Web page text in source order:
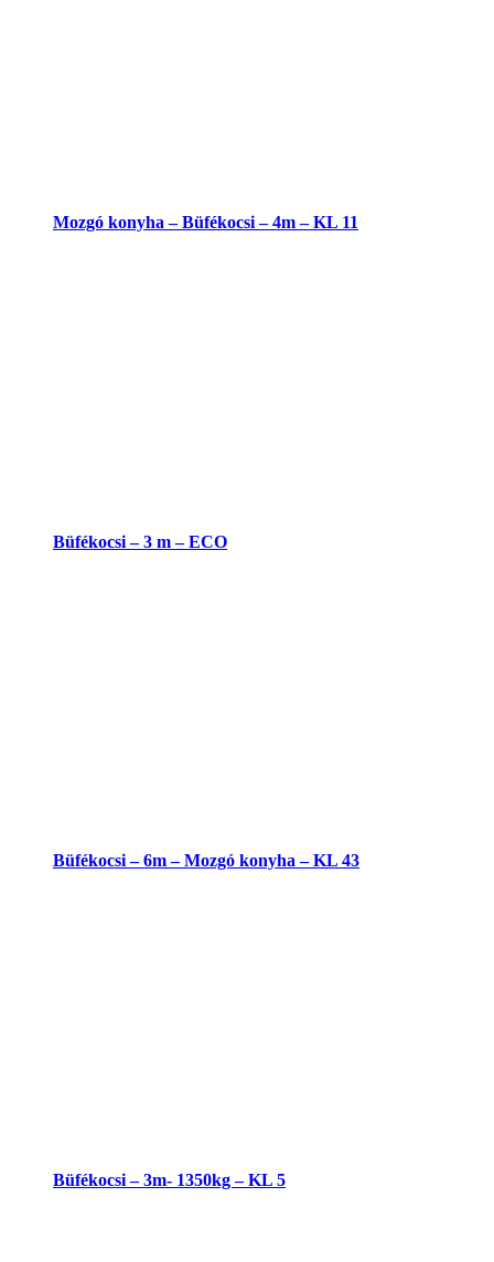
Mozgó konyha – Büfékocsi – 4m – KL 11
Büfékocsi – 3 m – ECO
Büfékocsi – 6m – Mozgó konyha – KL 43
Büfékocsi – 3m- 1350kg – KL 5